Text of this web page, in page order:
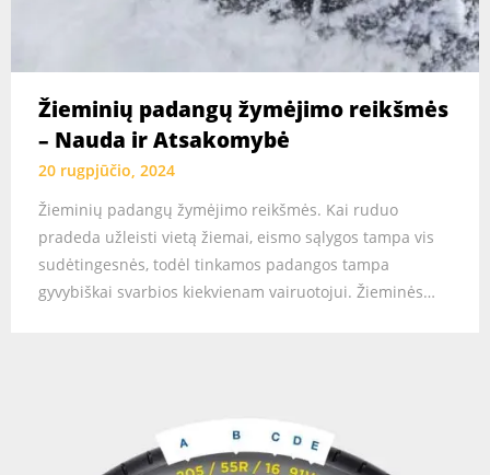
Žieminių padangų žymėjimo reikšmės
– Nauda ir Atsakomybė
20 rugpjūčio, 2024
Žieminių padangų žymėjimo reikšmės. Kai ruduo
pradeda užleisti vietą žiemai, eismo sąlygos tampa vis
sudėtingesnės, todėl tinkamos padangos tampa
gyvybiškai svarbios kiekvienam vairuotojui. Žieminės…